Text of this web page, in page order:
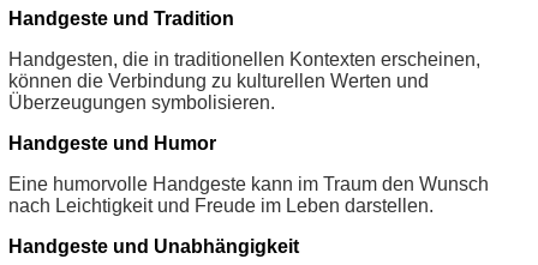
Handgeste und Tradition
Handgesten, die in traditionellen Kontexten erscheinen,
können die Verbindung zu kulturellen Werten und
Überzeugungen symbolisieren.
Handgeste und Humor
Eine humorvolle Handgeste kann im Traum den Wunsch
nach Leichtigkeit und Freude im Leben darstellen.
Handgeste und Unabhängigkeit